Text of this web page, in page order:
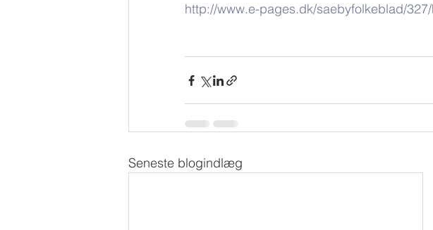
http://www.e-pages.dk/saebyfolkeblad/
Seneste blogindlæg